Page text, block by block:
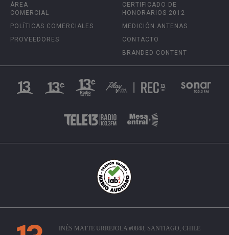
ÁREA
COMERCIAL
POLÍTICAS COMERCIALES
PROVEEDORES
CERTIFICADO DE
HONORARIOS 2012
MEDICIÓN ANTENAS
CONTACTO
BRANDED CONTENT
INÉS MATTE URREJOLA #0848, SANTIAGO, CHILE